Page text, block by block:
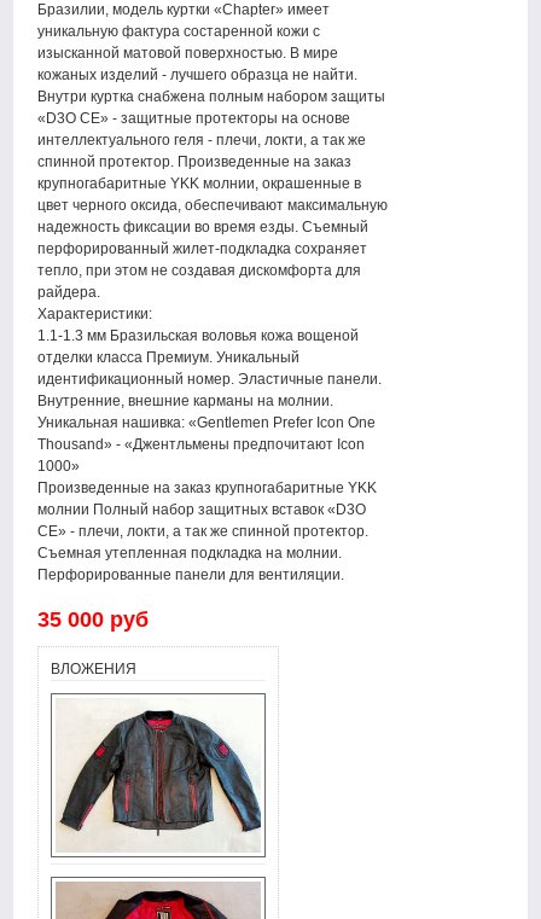
Бразилии, модель куртки «Chapter» имеет
уникальную фактура состаренной кожи с
изысканной матовой поверхностью. В мире
кожаных изделий - лучшего образца не найти.
Внутри куртка снабжена полным набором защиты
«D3O CE» - защитные протекторы на основе
интеллектуального геля - плечи, локти, а так же
спинной протектор. Произведенные на заказ
крупногабаритные YKK молнии, окрашенные в
цвет черного оксида, обеспечивают максимальную
надежность фиксации во время езды. Съемный
перфорированный жилет-подкладка сохраняет
тепло, при этом не создавая дискомфорта для
райдера.
Характеристики:
1.1-1.3 мм Бразильская воловья кожа вощеной
отделки класса Премиум. Уникальный
идентификационный номер. Эластичные панели.
Внутренние, внешние карманы на молнии.
Уникальная нашивка: «Gentlemen Prefer Icon One
Thousand» - «Джентльмены предпочитают Icon
1000»
Произведенные на заказ крупногабаритные YKK
молнии Полный набор защитных вставок «D3O
CE» - плечи, локти, а так же спинной протектор.
Съемная утепленная подкладка на молнии.
Перфорированные панели для вентиляции.
35 000 руб
ВЛОЖЕНИЯ